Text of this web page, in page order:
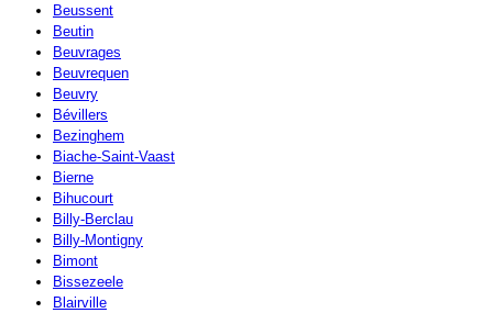
Beussent
Beutin
Beuvrages
Beuvrequen
Beuvry
Bévillers
Bezinghem
Biache-Saint-Vaast
Bierne
Bihucourt
Billy-Berclau
Billy-Montigny
Bimont
Bissezeele
Blairville